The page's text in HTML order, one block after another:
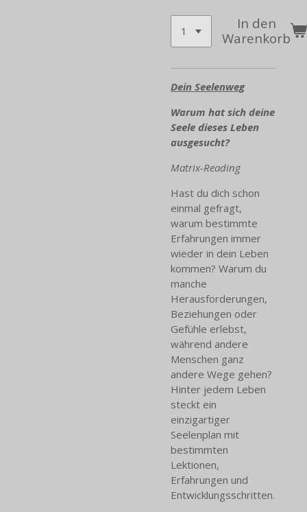
In den
Warenkorb
Dein Seelenweg
Warum hat sich deine
Seele dieses Leben
ausgesucht?
Matrix-Reading
Hast du dich schon
einmal gefragt,
warum bestimmte
Erfahrungen immer
wieder in dein Leben
kommen? Warum du
manche
Herausforderungen,
Beziehungen oder
Gefühle erlebst,
während andere
Menschen ganz
andere Wege gehen?
Hinter jedem Leben
steckt ein
einzigartiger
Seelenplan mit
bestimmten
Lektionen,
Erfahrungen und
Entwicklungsschritten.